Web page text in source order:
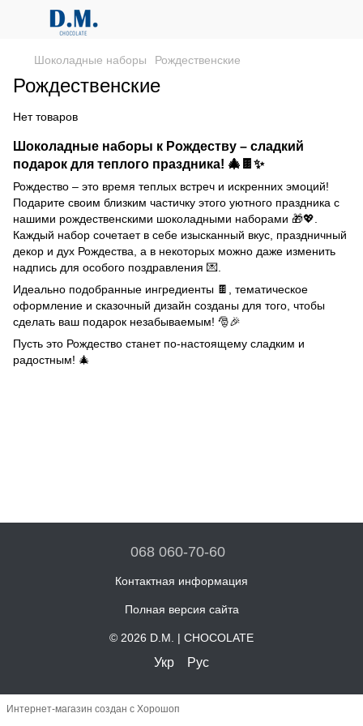
Шоколадные наборы Рождественские
Рождественские
Нет товаров
Шоколадные наборы к Рождеству – сладкий
подарок для теплого праздника! 🎄🍫✨
Рождество – это время теплых встреч и искренних эмоций!
Подарите своим близким частичку этого уютного праздника с
нашими рождественскими шоколадными наборами 🎁💖.
Каждый набор сочетает в себе изысканный вкус, праздничный
декор и дух Рождества, а в некоторых можно даже изменить
надпись для особого поздравления 💌.
Идеально подобранные ингредиенты 🍫, тематическое
оформление и сказочный дизайн созданы для того, чтобы
сделать ваш подарок незабываемым! 🎅🎉
Пусть это Рождество станет по-настоящему сладким и
радостным! 🎄
068 060-70-60
Контактная информация
Полная версия сайта
© 2026 D.M. | CHOCOLATE
Укр Рус
Интернет-магазин создан с Хорошоп